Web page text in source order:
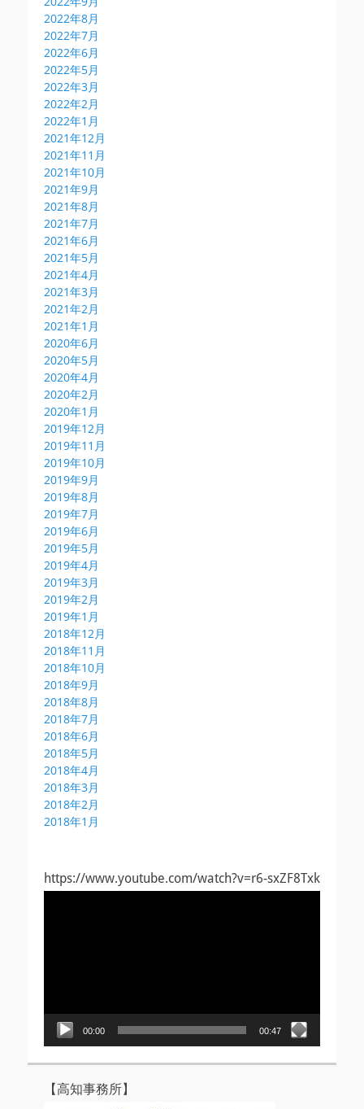
2022年8月
2022年7月
2022年6月
2022年5月
2022年3月
2022年2月
2022年1月
2021年12月
2021年11月
2021年10月
2021年9月
2021年8月
2021年7月
2021年6月
2021年5月
2021年4月
2021年3月
2021年2月
2021年1月
2020年6月
2020年5月
2020年4月
2020年2月
2020年1月
2019年12月
2019年11月
2019年10月
2019年9月
2019年8月
2019年7月
2019年6月
2019年5月
2019年4月
2019年3月
2019年2月
2019年1月
2018年12月
2018年11月
2018年10月
2018年9月
2018年8月
2018年7月
2018年6月
2018年5月
2018年4月
2018年3月
2018年2月
2018年1月
https://www.youtube.com/watch?v=r6-sxZF8Txk
00:00 00:47
【高知事務所】